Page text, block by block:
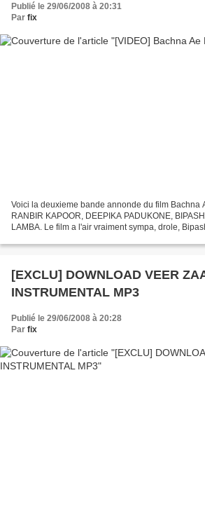
Publié le 29/06/2008 à 20:31
Par fix
Voici la deuxieme bande annonde du film Bachna
RANBIR KAPOOR, DEEPIKA PADUKONE,
LAMBA. Le film a l'air vraiment sympa, drole,
[EXCLU] DOWNLOAD VEER
INSTRUMENTAL MP3
Publié le 29/06/2008 à 20:28
Par fix